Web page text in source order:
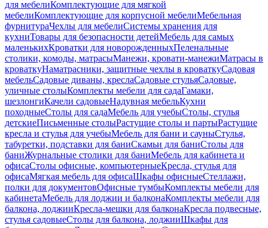
для мебелиКомплектующие для мягкой
мебелиКомплектующие для корпусной мебелиМебельная
фурнитураЧехлы для мебелиСистемы хранения для
кухниТовары для безопасности детейМебель для самых
маленькихКроватки для новорожденныхПеленальные
столики, комоды, матрасыМанежи, кровати-манежиМатрасы в
кроваткуНаматрасники, защитные чехлы в кроваткуСадовая
мебельСадовые диваны, креслаСадовые стульяСадовые,
уличные столыКомплекты мебели для садаГамаки,
шезлонгиКачели садовыеНадувная мебельКухни
походныеСтолы для садаМебель для учебыСтолы, стулья
детскиеПисьменные столыРастущие столы и партыРастущие
кресла и стулья для учебыМебель для бани и сауныСтулья,
табуретки, подставки для баниСкамьи для баниСтолы для
баниЖурнальные столики для баниМебель для кабинета и
офисаСтолы офисные, компьютерныеКресла, стулья для
офисаМягкая мебель для офисаШкафы офисныеСтеллажи,
полки для документовОфисные тумбыКомплекты мебели для
кабинетаМебель для лоджии и балконаКомплекты мебели для
балкона, лоджииКресла-мешки для балконаКресла подвесные,
стулья садовыеСтолы для балкона, лоджииШкафы для